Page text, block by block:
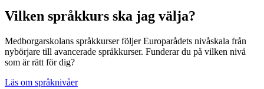
Vilken språkkurs ska jag välja?
Medborgarskolans språkkurser följer Europarådets nivåskala från
nybörjare till avancerade språkkurser. Funderar du på vilken nivå
som är rätt för dig?
Läs om språknivåer